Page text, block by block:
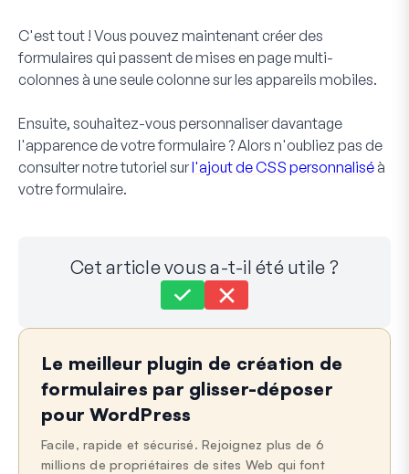
C'est tout ! Vous pouvez maintenant créer des
formulaires qui passent de mises en page multi-
colonnes à une seule colonne sur les appareils mobiles.
Ensuite, souhaitez-vous personnaliser davantage
l'apparence de votre formulaire ? Alors n'oubliez pas de
consulter notre tutoriel surl'ajout de CSS personnaliséà
votre formulaire.
Cet article vous a-t-il été utile ?
Toujours bloqué ?
Comment pouvons-nous vous aider ?
Dernière mise à jour le 27 sept. 2024
Le meilleur plugin de création de
formulaires par glisser-déposer
pour WordPress
Facile, rapide et sécurisé. Rejoignez plus de 6
millions de propriétaires de sites Web qui font